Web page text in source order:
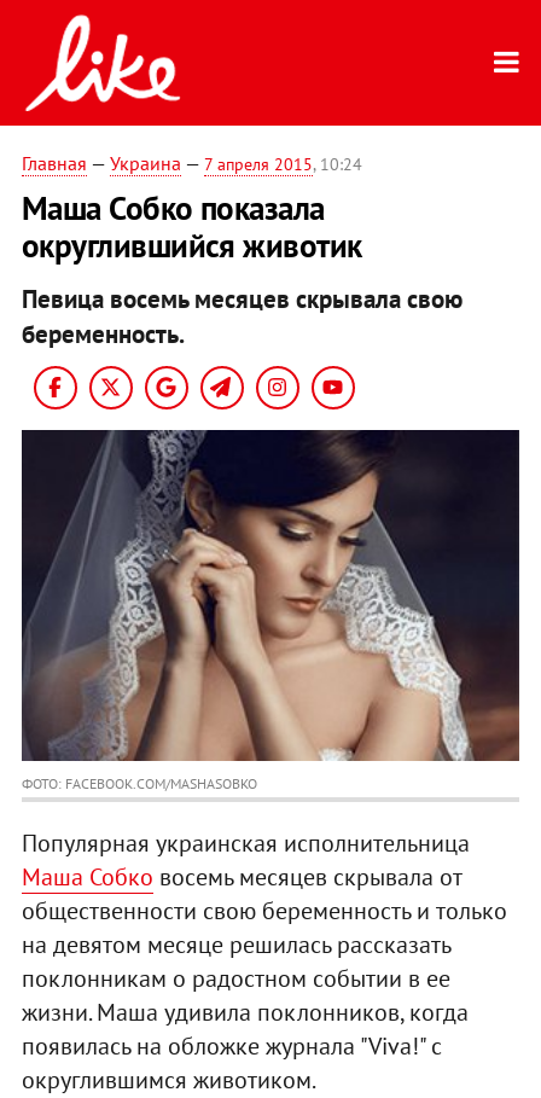
Главная — Украина — 7 апреля 2015, 10:24
Маша Собко показала
округлившийся животик
Певица восемь месяцев скрывала свою
беременность.
ФОТО: FACEBOOK.COM/MASHASOBKO
Популярная украинская исполнительница
Маша Собко восемь месяцев скрывала от
общественности свою беременность и только
на девятом месяце решилась рассказать
поклонникам о радостном событии в ее
жизни. Маша удивила поклонников, когда
появилась на обложке журнала "Viva!" с
округлившимся животиком.